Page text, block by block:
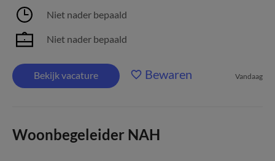
Niet nader bepaald
Niet nader bepaald
Bekijk vacature Bewaren Vandaag
Woonbegeleider NAH